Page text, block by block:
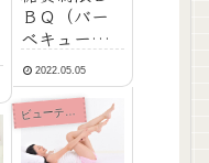
ＢＱ（バー
ベキュー）
で決まり！
糖質ゼロも
夢じゃない
食事/低糖質
レシピ
2022.05.05
ビューティ・ダイエット